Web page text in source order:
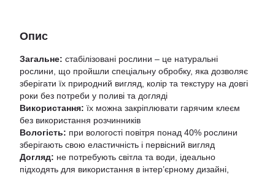
Опис
Загальне: стабілізовані рослини – це натуральні
рослини, що пройшли спеціальну обробку, яка дозволяє
зберігати їх природний вигляд, колір та текстуру на довгі
роки без потреби у поливі та догляді
Використання: їх можна закріплювати гарячим клеєм
без використання розчинників
Вологість: при вологості повітря понад 40% рослини
зберігають свою еластичність і первісний вигляд
Догляд: не потребують світла та води, ідеально
підходять для використання в інтер’єрному дизайні,